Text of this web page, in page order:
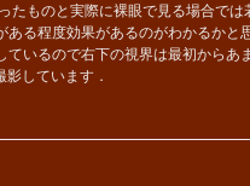
ものと実際に裸眼で見る場合では
る程度効果があるのがわかるかと
いるので右下の視界は最初からあ
しています．